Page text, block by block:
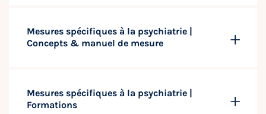
Mesures spécifiques à la psychiatrie |
Concepts & manuel de mesure
Mesures spécifiques à la psychiatrie |
Formations